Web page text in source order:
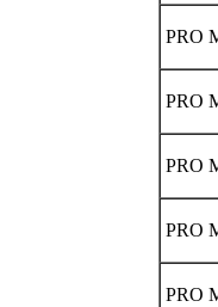
PRO
PRO
PRO
PRO
PRO